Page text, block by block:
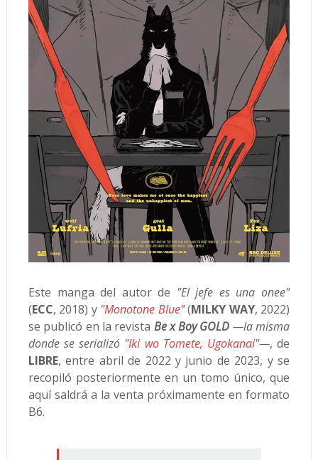
Este manga del autor de "El jefe es una onee"
(ECC, 2018) y "Monotone Blue"(MILKY WAY, 2022)
se publicó en la revista Be x Boy GOLD —la misma
donde se serializó "Iki wo Tomete, Ugokanai"—, de
LIBRE, entre abril de 2022 y junio de 2023, y se
recopiló posteriormente en un tomo único, que
aquí saldrá a la venta próximamente en formato
B6.